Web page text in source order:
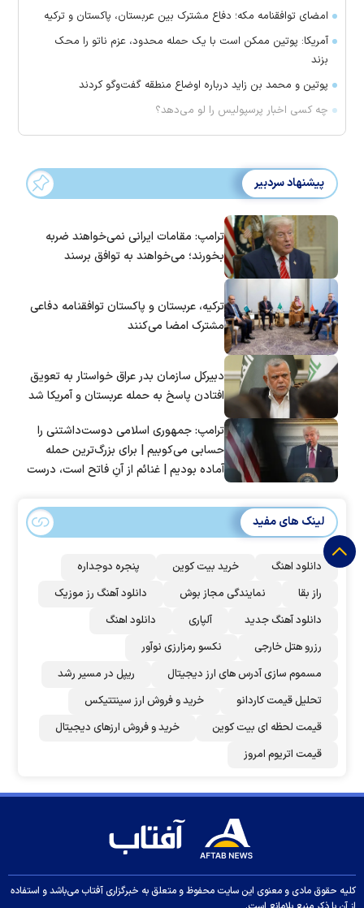
امضای توافقنامه مکه؛ دفاع مشترک بین عربستان، پاکستان و ترکیه
آمریکا: پوتین ممکن است با یک حمله محدود، عزم ناتو را محک
بزند
پوتین و محمد بن زاید درباره اوضاع منطقه گفت‌وگو کردند
چه کسی اخبار پرسپولیس را لو می‌دهد؟
پیشنهاد سردبیر
ترامپ: مقامات ایرانی نمی‌خواهند ضربه
بخورند؛ می‌خواهند به توافق برسند
ترکیه، عربستان و پاکستان توافقنامه دفاعی
مشترک امضا می‌کنند
دبیرکل سازمان بدر عراق خواستار به تعویق
افتادن پاسخ به حمله عربستان و آمریکا شد
ترامپ: جمهوری اسلامی دوست‌داشتنی را
حسابی می‌کوبیم | برای بزرگ‌ترین حمله
آماده بودیم | غنائم از آنِ فاتح است، درست
لینک های مفید
دانلود اهنگ خرید بیت کوین
پنجره دوجداره
راز بقا
نمایندگی مجاز بوش
دانلود آهنگ رز‌ موزیک
دانلود آهنگ جدید
آلپاری
دانلود اهنگ
رزرو هتل خارجی
نکسو رمزارزی نوآور
مسموم سازی آدرس های ارز دیجیتال
ریپل در مسیر رشد
تحلیل قیمت کاردانو
خرید و فروش ارز سینتتیکس
قیمت لحظه ای بیت کوین
خرید و فروش ارزهای دیجیتال
قیمت اتریوم امروز
کلیه حقوق مادی و معنوی این سایت محفوظ و متعلق به خبرگزاری آفتاب می‌باشد و استفاده